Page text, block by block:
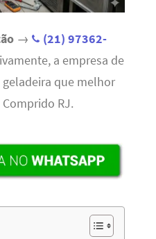
→
(21) 97362-
a empresa de
que melhor
RJ.